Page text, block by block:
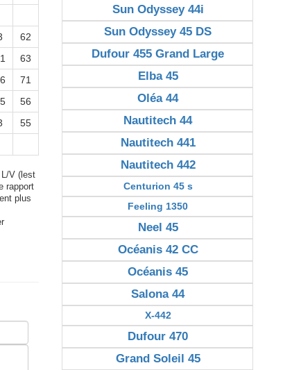
62
63
71
56
55
V (lest
rapport
plus
Sun Odyssey 44i
Sun Odyssey 45 DS
Dufour 455 Grand Large
Elba 45
Oléa 44
Nautitech 44
Nautitech 441
Nautitech 442
Centurion 45 s
Feeling 1350
Neel 45
Océanis 42 CC
Océanis 45
Salona 44
X-442
Dufour 470
Grand Soleil 45